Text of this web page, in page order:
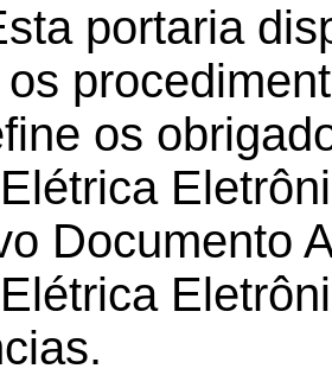
portaria
os
Documento